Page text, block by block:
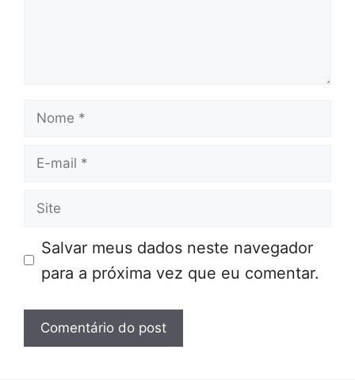
Nome
E-
Site
Salvar meus dados neste navegador
para a próxima vez que eu comentar.